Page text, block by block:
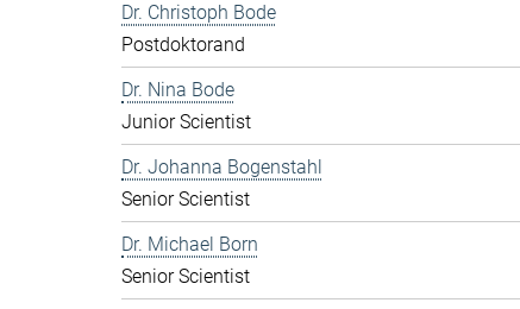
Dr. Christoph Bode
Postdoktorand
Dr. Nina Bode
Junior Scientist
Dr. Johanna Bogenstahl
Senior Scientist
Dr. Michael Born
Senior Scientist